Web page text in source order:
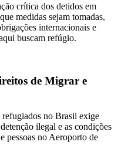
crítica dos detidos em
medidas sejam tomadas,
internacionais e
buscam refúgio.
de Migrar e
no Brasil exige
ilegal e as condições
pessoas no Aeroporto de